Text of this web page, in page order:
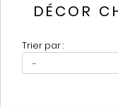
DÉCOR
Trier par :